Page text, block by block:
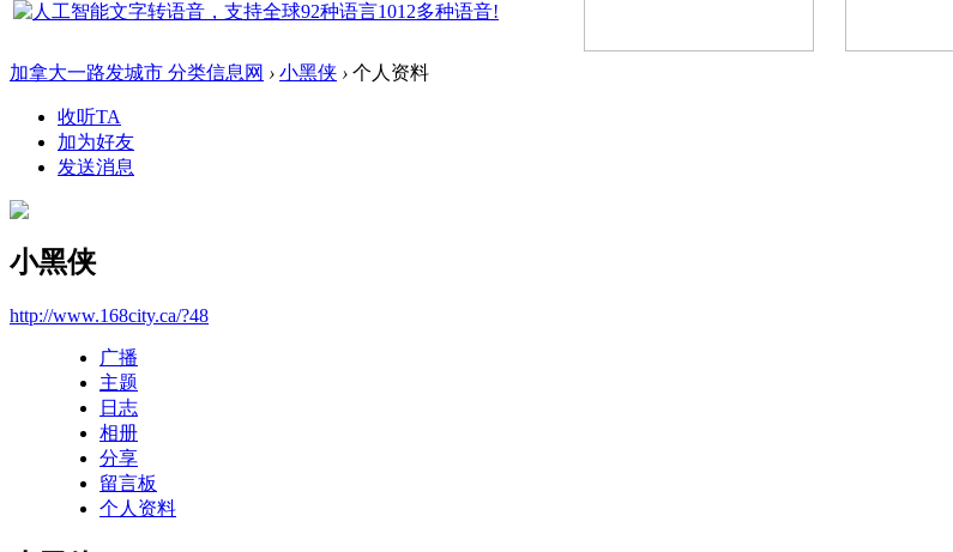
加拿大一路发城市 分类信息网 › 小黑侠 › 个人资料
收听TA
加为好友
发送消息
小黑侠
http://www.168city.ca/?48
广播
主题
日志
相册
分享
留言板
个人资料